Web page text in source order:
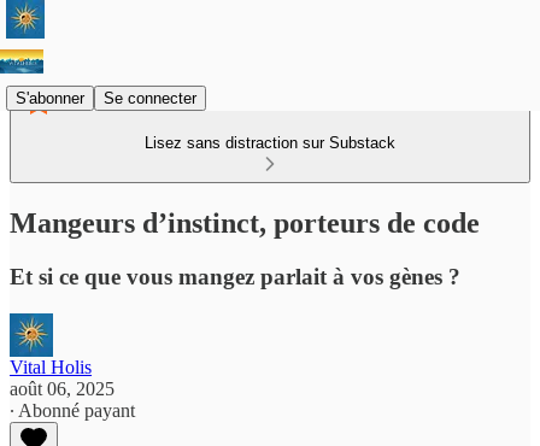
S'abonner Se connecter
Lisez sans distraction sur Substack
Mangeurs d’instinct, porteurs de code
Et si ce que vous mangez parlait à vos gènes ?
Vital Holis
août 06, 2025
∙ Abonné payant